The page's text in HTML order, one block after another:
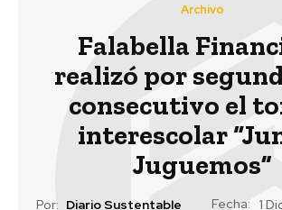
Archivo
Falabella
realizó por
consecutivo el
interescolar
Juguemos”
Por: Diario Sustentable Fecha: 1